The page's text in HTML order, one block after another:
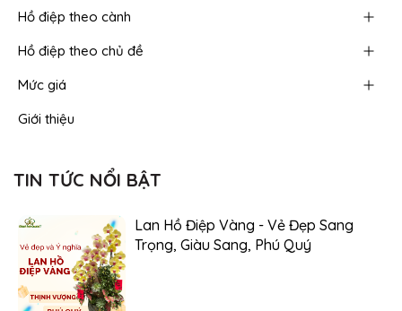
Hồ điệp theo cành
Hồ điệp theo chủ đề
Mức giá
Giới thiệu
TIN TỨC NỔI BẬT
Lan Hồ Điệp Vàng - Vẻ Đẹp Sang
Trọng, Giàu Sang, Phú Quý